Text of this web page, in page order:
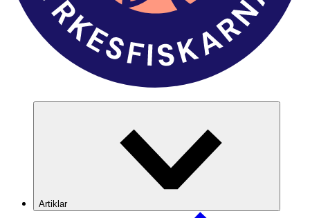
Artiklar